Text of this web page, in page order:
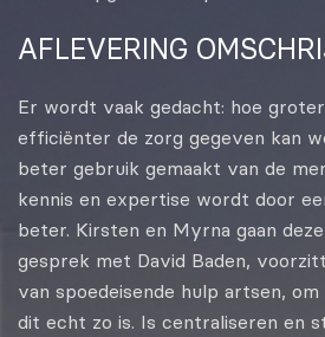
LINK
AFLEVERING
Er wordt vaak gedacht: hoe
efficiënter de zorg gegeven kan
beter gebruik gemaakt van de
kennis en expertise wordt door
beter. Kirsten en Myrna gaan
gesprek met David Baden,
van spoedeisende hulp artsen,
dit echt zo is. Is centraliseren en